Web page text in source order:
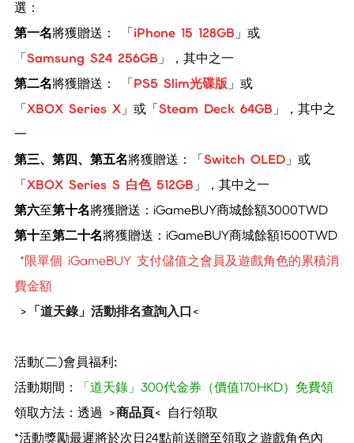
選：
第一名將獲贈送： 「iPhone 15 128GB」或
「SamsungS24 256GB」
，其中之一
第二名將獲贈送： 「PS5Slim光碟版」或
「XBOX SeriesX」或「Steam Deck 64GB」，其中之
一
第三、第四、第五名將獲贈送：「Switch OLED」或
「XBOX SeriesS 白色 512GB」
，其中之一
第六至第十名將獲贈送：iGameBUY商城餘額3000TWD
第十至第二十名將獲贈送：iGameBUY商城餘額1500TWD
*限單個 iGameBUY 支付儲值之會員及遊戲角色的累積消
費金額
> 「道天錄」活動排名查詢入口<
活動(二)會員福利:
活動期間：
「道天錄」300代金券 （價值170HKD）免費領
領取方法：透過 >商品頁< 自行領取
*活動獎勵最遲將於次日24點前送贈至領取之遊戲角色內